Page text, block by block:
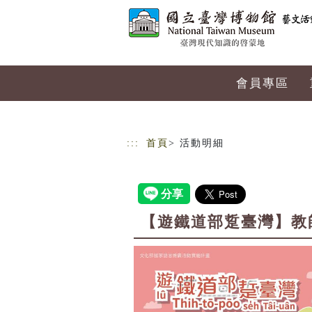
會員專區
::: 首頁 > 活動明細
【遊鐵道部踅臺灣】